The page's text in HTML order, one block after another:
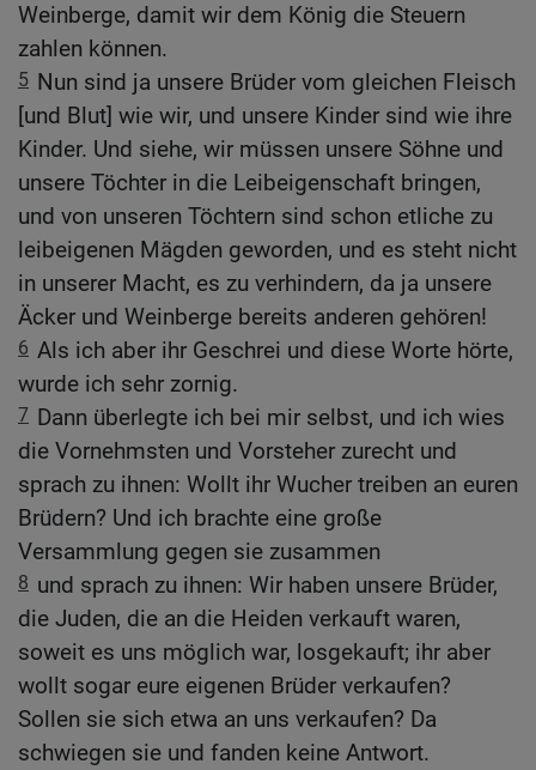
Weinberge, damit wir dem König die Steuern
zahlen können.
5 Nun sind ja unsere Brüder vom gleichen Fleisch
[und Blut] wie wir, und unsere Kinder sind wie ihre
Kinder. Und siehe, wir müssen unsere Söhne und
unsere Töchter in die Leibeigenschaft bringen,
und von unseren Töchtern sind schon etliche zu
leibeigenen Mägden geworden, und es steht nicht
in unserer Macht, es zu verhindern, da ja unsere
Äcker und Weinberge bereits anderen gehören!
6 Als ich aber ihr Geschrei und diese Worte hörte,
wurde ich sehr zornig.
7 Dann überlegte ich bei mir selbst, und ich wies
die Vornehmsten und Vorsteher zurecht und
sprach zu ihnen: Wollt ihr Wucher treiben an euren
Brüdern? Und ich brachte eine große
Versammlung gegen sie zusammen
8 und sprach zu ihnen: Wir haben unsere Brüder,
die Juden, die an die Heiden verkauft waren,
soweit es uns möglich war, losgekauft; ihr aber
wollt sogar eure eigenen Brüder verkaufen?
Sollen sie sich etwa an uns verkaufen? Da
schwiegen sie und fanden keine Antwort.